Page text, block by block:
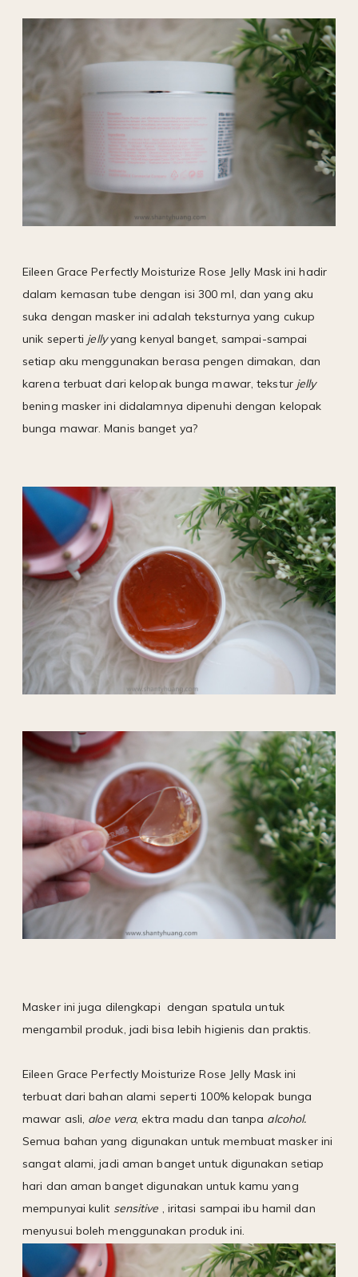
Eileen Grace Perfectly Moisturize Rose Jelly Mask ini hadir
dalam kemasan tube dengan isi 300 ml, dan yang aku
suka dengan masker ini adalah teksturnya yang cukup
unik seperti jellyyang kenyal banget, sampai-sampai
setiap aku menggunakan berasa pengen dimakan, dan
karena terbuat dari kelopak bunga mawar, tekstur jelly
bening masker ini didalamnya dipenuhi dengan kelopak
bunga mawar. Manis banget ya?
Masker ini juga dilengkapi dengan spatula untuk
mengambil produk, jadi bisa lebih higienis dan praktis.
Eileen Grace Perfectly Moisturize Rose Jelly Mask ini
terbuat dari bahan alami seperti 100% kelopak bunga
mawar asli, aloe vera, ektra madu dan tanpa alcohol.
Semua bahan yang digunakan untuk membuat masker ini
sangat alami, jadi aman banget untuk digunakan setiap
hari dan aman banget digunakan untuk kamu yang
mempunyai kulit sensitive , iritasi sampai ibu hamil dan
menyusui boleh menggunakan produk ini.